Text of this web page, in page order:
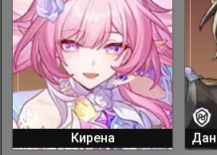
Кирена